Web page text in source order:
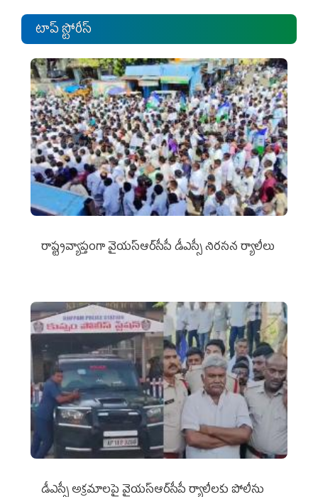
టాప్ స్టోరీస్
రాష్ట్రవ్యాప్తంగా వైయ‌స్ఆర్‌సీపీ డీఎస్సీ నిరసన ర్యాలీలు
డీఎస్సీ అక్రమాలపై వైయ‌స్ఆర్‌సీపీ ర్యాలీలకు పోలీసు